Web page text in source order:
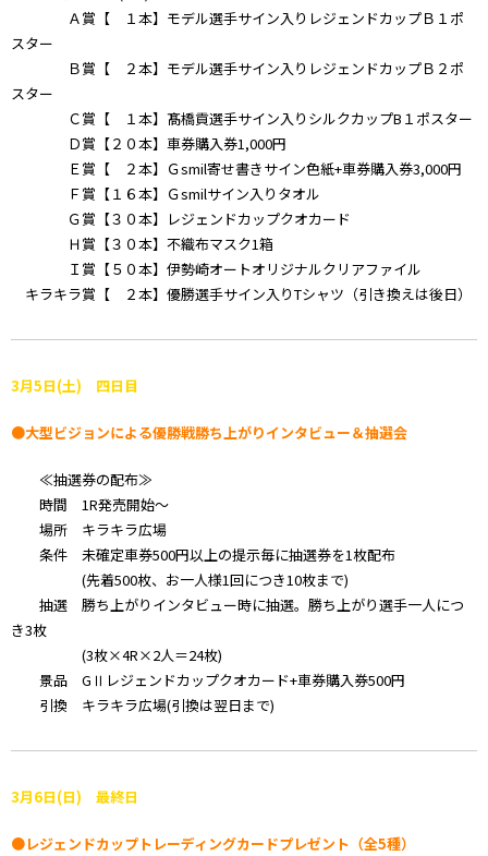
Ａ賞【 １本】モデル選手サイン入りレジェンドカップＢ１ポ
スター
Ｂ賞【 ２本】モデル選手サイン入りレジェンドカップＢ２ポ
スター
Ｃ賞【 １本】髙橋貢選手サイン入りシルクカップB１ポスター
Ｄ賞【２０本】車券購入券1,000円
Ｅ賞【 ２本】Ｇsmil寄せ書きサイン色紙+車券購入券3,000円
Ｆ賞【１６本】Ｇsmilサイン入りタオル
Ｇ賞【３０本】レジェンドカップクオカード
Ｈ賞【３０本】不織布マスク1箱
Ｉ賞【５０本】伊勢崎オートオリジナルクリアファイル
キラキラ賞【 ２本】優勝選手サイン入りTシャツ（引き換えは後日）
3月5日(土) 四日目
●大型ビジョンによる優勝戦勝ち上がりインタビュー＆抽選会
≪抽選券の配布≫
時間 1R発売開始～
場所 キラキラ広場
条件 未確定車券500円以上の提示毎に抽選券を1枚配布
(先着500枚、お一人様1回につき10枚まで)
抽選 勝ち上がりインタビュー時に抽選。勝ち上がり選手一人につ
き3枚
(3枚×4R×2人＝24枚)
景品 GⅡレジェンドカップクオカード+車券購入券500円
引換 キラキラ広場(引換は翌日まで)
3月6日(日) 最終日
●レジェンドカップトレーディングカードプレゼント（全5種）